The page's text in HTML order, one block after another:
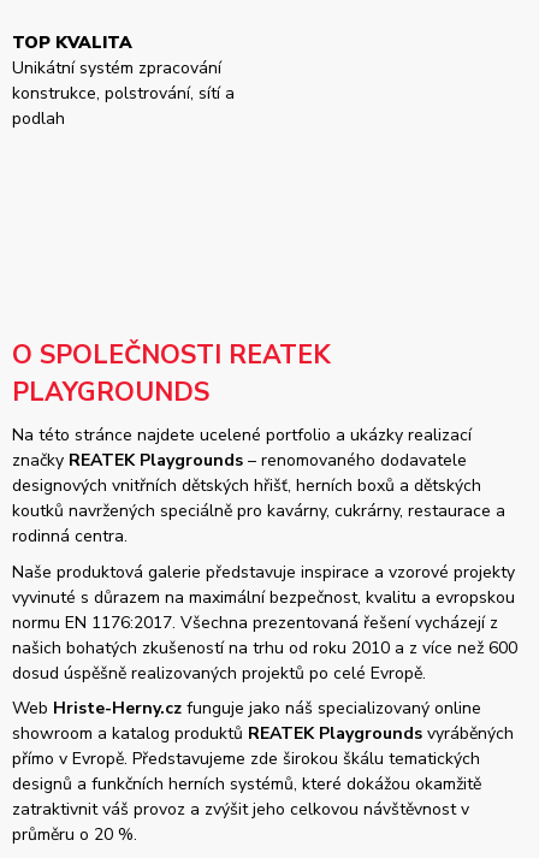
TOP KVALITA
Unikátní systém zpracování
konstrukce, polstrování, sítí a
podlah
O SPOLEČNOSTI REATEK
PLAYGROUNDS
Na této stránce najdete ucelené portfolio a ukázky realizací
značky REATEK Playgrounds – renomovaného dodavatele
designových vnitřních dětských hřišť, herních boxů a dětských
koutků navržených speciálně pro kavárny, cukrárny, restaurace a
rodinná centra.
Naše produktová galerie představuje inspirace a vzorové projekty
vyvinuté s důrazem na maximální bezpečnost, kvalitu a evropskou
normu EN 1176:2017. Všechna prezentovaná řešení vycházejí z
našich bohatých zkušeností na trhu od roku 2010 a z více než 600
dosud úspěšně realizovaných projektů po celé Evropě.
Web Hriste-Herny.cz funguje jako náš specializovaný online
showroom a katalog produktů REATEK Playgrounds vyráběných
přímo v Evropě. Představujeme zde širokou škálu tematických
designů a funkčních herních systémů, které dokážou okamžitě
zatraktivnit váš provoz a zvýšit jeho celkovou návštěvnost v
průměru o 20 %.